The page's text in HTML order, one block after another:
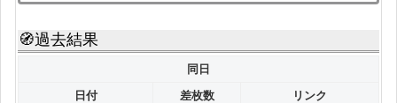
🧭過去結果
同日
日付
差枚数
リンク